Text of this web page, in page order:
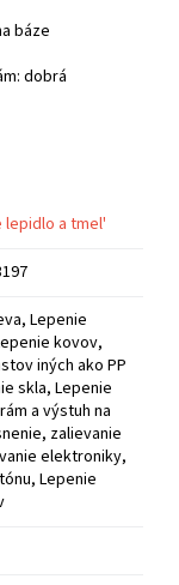
báze
dobrá
lepidlo a tmel'
Lepenie
kovov,
iných ako PP
skla, Lepenie
a výstuh na
zalievanie
elektroniky,
Lepenie